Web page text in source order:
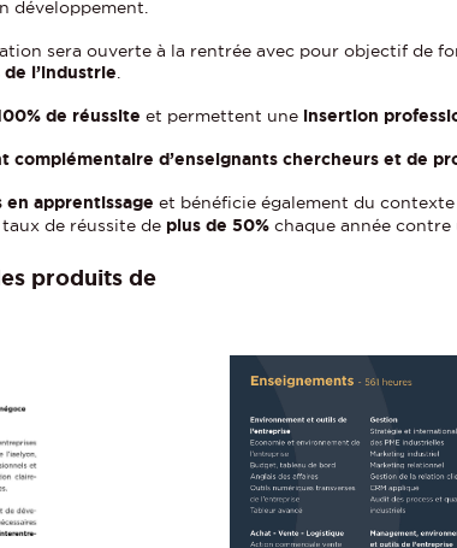
développement.
sera ouverte à la rentrée avec pour objectif de
l’industrie
de réussite et permettent une insertion
complémentaire d’enseignants chercheurs et de
en apprentissage et bénéficie également du
de réussite de plus de 50% chaque année
produits de